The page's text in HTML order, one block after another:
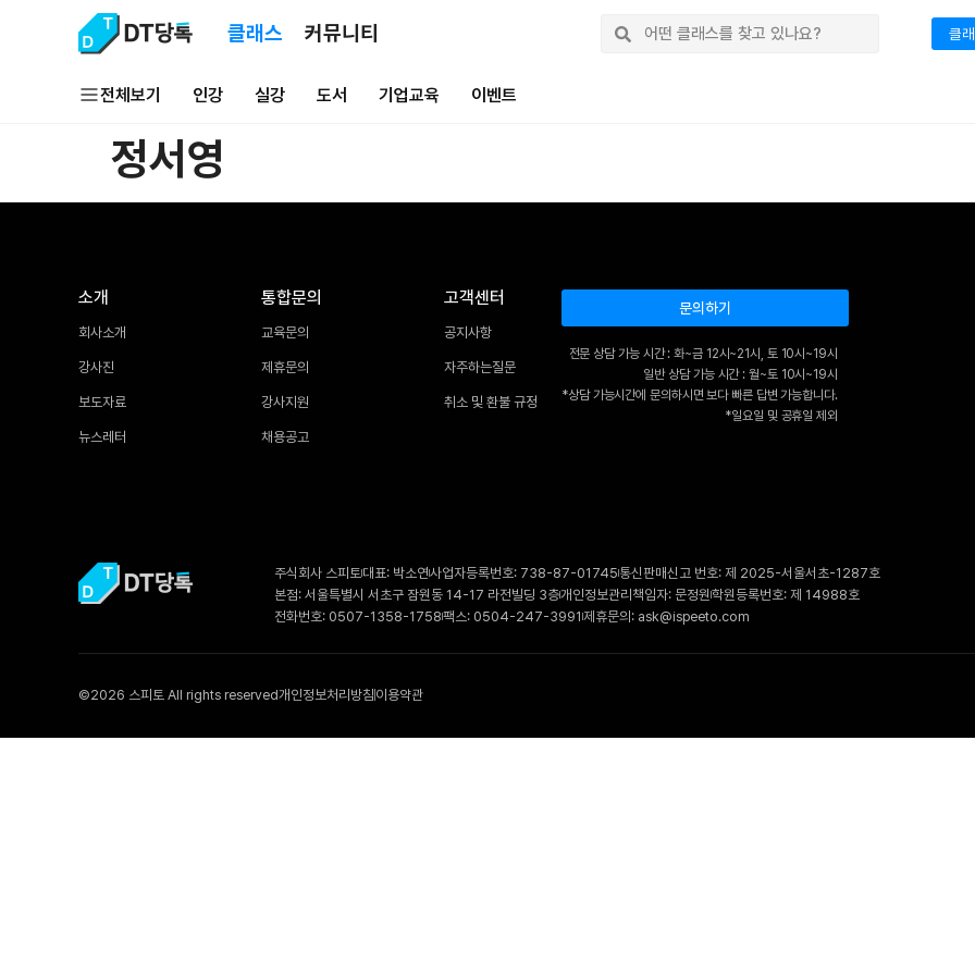
클래스 커뮤니티 클
전체보기 인강 실강 도서 기업교육 이벤트
정서영
소개
회사소개
강사진
보도자료
뉴스레터
통합문의
교육문의
제휴문의
강사지원
채용공고
고객센터
공지사항
자주하는질문
취소 및 환불 규정
문의하기
전문 상담 가능 시간 : 화~금 12시~21시, 토 10시~19시
일반 상담 가능 시간 : 월~토 10시~19시
*상담 가능시간에 문의하시면 보다 빠른 답변 가능합니다.
*일요일 및 공휴일 제외
주식회사 스피토대표: 박소연사업자등록번호: 738-87-01745 통신판매신고 번호: 제 2025-서울서초-1287호
본점: 서울특별시 서초구 잠원동 14-17 라전빌딩 3층개인정보관리책임자: 문정원 학원등록번호: 제 14988호
전화번호: 0507-1358-1758팩스: 0504-247-3991 제휴문의: ask@ispeeto.com
©2026 스피토 All rights reserved개인정보처리방침 이용약관